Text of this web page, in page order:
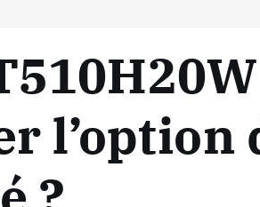
l’option